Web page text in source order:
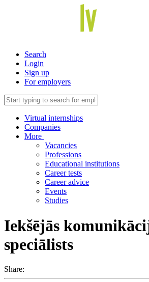
Search
Login
Sign up
For employers
Virtual internships
Companies
More
Vacancies
Professions
Educational institutions
Career tests
Career advice
Events
Studies
Iekšējās
speciālists
Share: